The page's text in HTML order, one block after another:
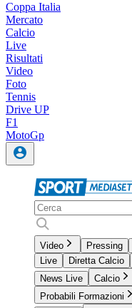
Coppa Italia
Mercato
Calcio
Live
Risultati
Video
Foto
Tennis
Drive UP
F1
MotoGp
Video Pressing
Live
Diretta Calcio
News Live
Calcio
Probabili Formazioni